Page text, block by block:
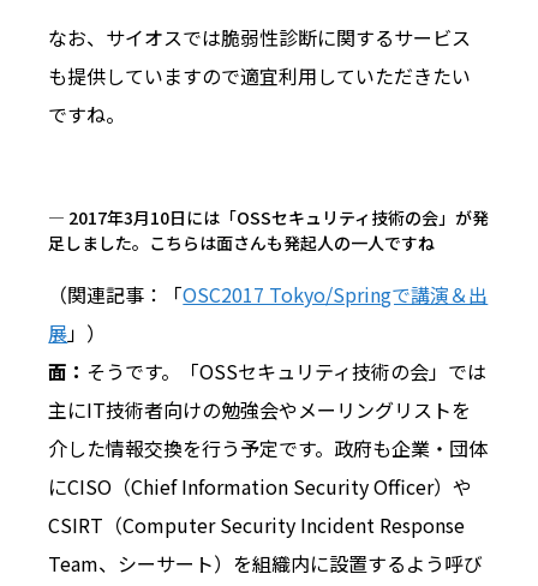
なお、サイオスでは脆弱性診断に関するサービス
も提供していますので適宜利用していただきたい
ですね。
― 2017年3月10日には「OSSセキュリティ技術の会」が発
足しました。こちらは面さんも発起人の一人ですね
（関連記事：「OSC2017 Tokyo/Springで講演＆出
展」）
面： そうです。「OSSセキュリティ技術の会」では
主にIT技術者向けの勉強会やメーリングリストを
介した情報交換を行う予定です。政府も企業・団体
にCISO（Chief Information Security Officer）や
CSIRT（Computer Security Incident Response
Team、シーサート）を組織内に設置するよう呼び